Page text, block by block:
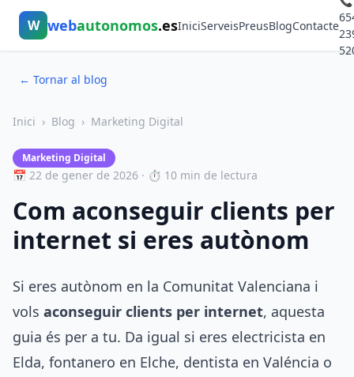
W webautonomos.esIniciServeisPreusBlogContacte
← Tornar al blog
Inici › Blog › Marketing Digital
Marketing Digital
📅 22 de gener de 2026 · ⏱ 10 min de lectura
Com aconseguir clients per
internet si eres autònom
Si eres autònom en la Comunitat Valenciana i
vols aconseguir clients per internet, aquesta
guia és per a tu. Da igual si eres electricista en
Elda, fontanero en Elche, dentista en Valéncia o